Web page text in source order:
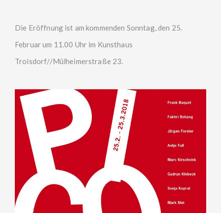
Die Eröffnung ist am kommenden Sonntag, den 25.
Februar um 11.00 Uhr im Kunsthaus
Troisdorf//Mülheimerstraße 23.